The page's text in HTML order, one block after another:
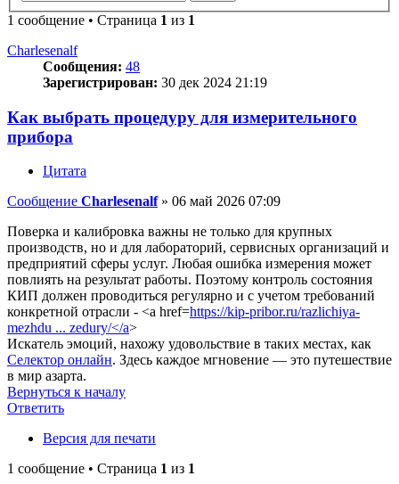
1 сообщение • Страница 1 из 1
Charlesenalf
Сообщения: 48
Зарегистрирован: 30 дек 2024 21:19
Как выбрать процедуру для измерительного
прибора
Цитата
Сообщение Charlesenalf» 06 май 2026 07:09
Поверка и калибровка важны не только для крупных
производств, но и для лабораторий, сервисных организаций и
предприятий сферы услуг. Любая ошибка измерения может
повлиять на результат работы. Поэтому контроль состояния
КИП должен проводиться регулярно и с учетом требований
конкретной отрасли - <a href=https://kip-pribor.ru/razlichiya-
mezhdu ... zedury/</a>
Искатель эмоций, нахожу удовольствие в таких местах, как
Селектор онлайн. Здесь каждое мгновение — это путешествие
в мир азарта.
Вернуться к началу
Ответить
Версия для печати
1 сообщение • Страница 1 из 1